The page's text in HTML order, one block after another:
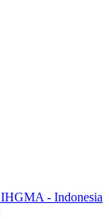
IHGMA - Indonesia